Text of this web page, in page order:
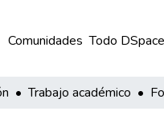
Comunidades Todo DSpace
Trabajo académico